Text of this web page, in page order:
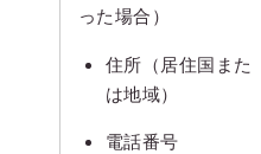
った場合）
住所（居住国また
は地域）
電話番号